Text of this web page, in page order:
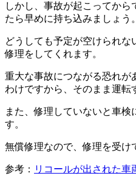
しかし、事故が起こってか
たら早めに持ち込みましょう。
どうしても予定が空けられ
修理をしてくれます。
重大な事故につながる恐れが
わけですから、そのまま運転
また、修理していないと車検
す。
無償修理なので、修理を受け
参考： リコールが出された車